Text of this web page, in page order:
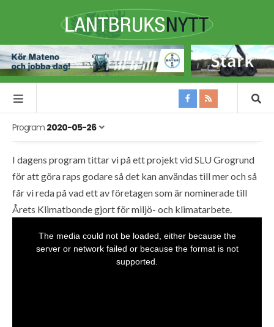
Program 2020-05-26
I dagens program tittar vi på ett projekt vid SLU Grogrund
för att göra raps godare så det kan användas till mer och så
får vi reda på vad ett av företagen som är nominerade till
Årets Klimatbonde gjort för miljö- och klimatarbete.